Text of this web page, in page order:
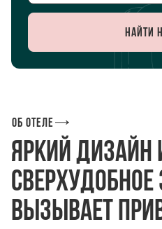
Найти
Об отеле
Яркий дизайн
вызывает